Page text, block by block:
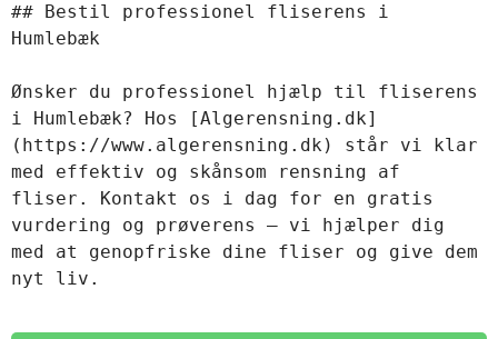
## Bestil professionel fliserens i
Humlebæk
Ønsker du professionel hjælp til fliserens
i Humlebæk? Hos [Algerensning.dk]
(https://www.algerensning.dk) står vi klar
med effektiv og skånsom rensning af
fliser. Kontakt os i dag for en gratis
vurdering og prøverens – vi hjælper dig
med at genopfriske dine fliser og give dem